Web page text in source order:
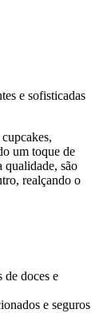
e sofisticadas
um toque de
qualidade, são
realçando o
de doces e
e seguros